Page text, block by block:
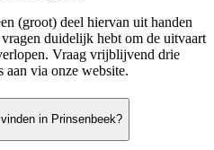
(groot) deel hiervan uit handen
duidelijk hebt om de uitvaart
Vraag vrijblijvend drie
aan via onze website.
in Prinsenbeek?